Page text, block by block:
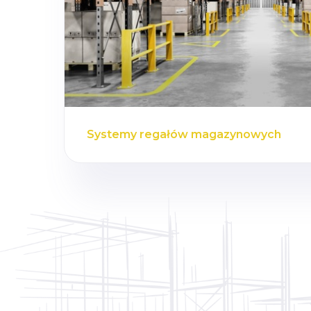
Systemy regałów magazynowych